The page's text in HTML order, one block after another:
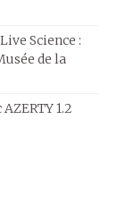
Science :
de la
1.2